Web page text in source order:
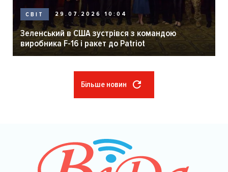
СВІТ 29.07.2026 10:04
Зеленський в США зустрівся з командою
виробника F-16 і ракет до Patriot
Більше новин